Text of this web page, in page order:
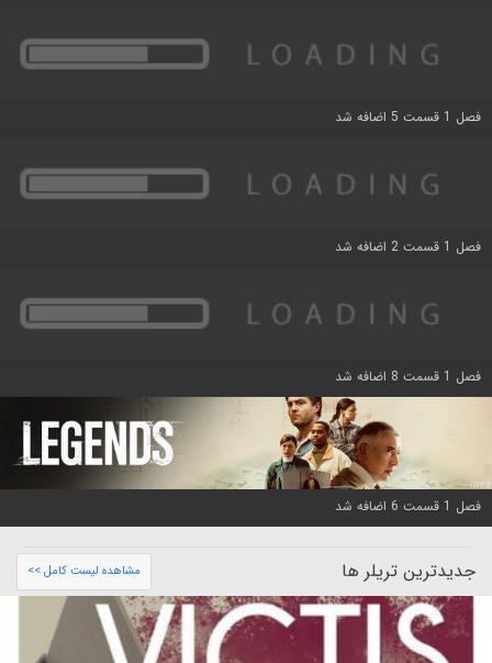
فصل 1 قسمت 5 اضافه شد
فصل 1 قسمت 2 اضافه شد
فصل 1 قسمت 8 اضافه شد
فصل 1 قسمت 6 اضافه شد
جدیدترین تریلر ها مشاهده لیست کامل >>